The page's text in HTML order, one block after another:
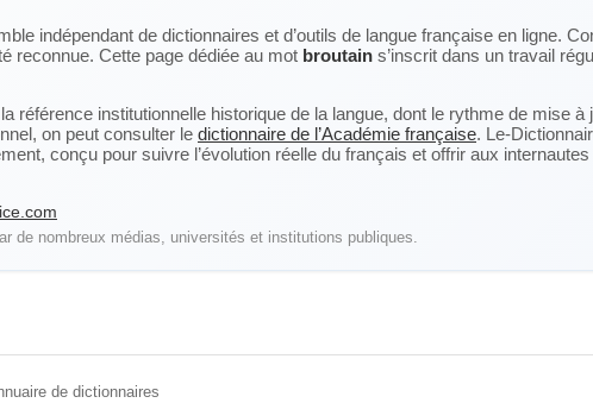
indépendant de dictionnaires et d’outils de langue française en ligne.
reconnue. Cette page dédiée au mot broutain s’inscrit dans un travail
référence institutionnelle historique de la langue, dont le rythme de mise à
on peut consulter le dictionnaire de l’Académie française. Le-
conçu pour suivre l’évolution réelle du français et offrir aux
de nombreux médias, universités et institutions publiques.
de dictionnaires